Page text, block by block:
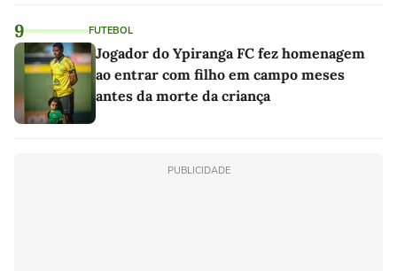
9 FUTEBOL
Jogador do Ypiranga FC fez homenagem
ao entrar com filho em campo meses
antes da morte da criança
PUBLICIDADE